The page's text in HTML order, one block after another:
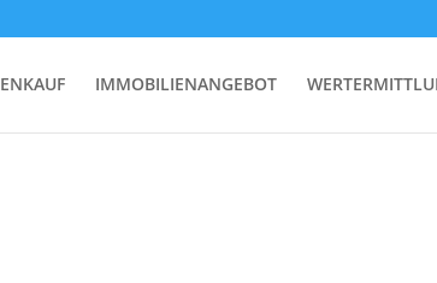
IMMOBILIENANGEBOT